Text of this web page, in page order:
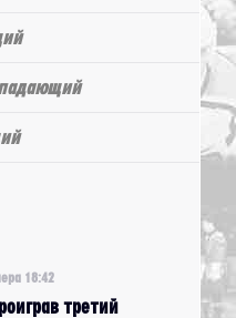
18:42
третий